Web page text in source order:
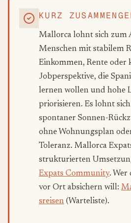
KURZ
Mallorca lohnt sich zum
Menschen mit stabilem
Einkommen, Rente oder
Jobperspektive, die
lernen wollen und hohe
priorisieren. Es lohnt
spontaner Sonnen-
ohne Wohnungsplan
Toleranz. Mallorca
strukturierten
Expats Community. Wer
vor Ort absichern will:
sreisen (Warteliste).